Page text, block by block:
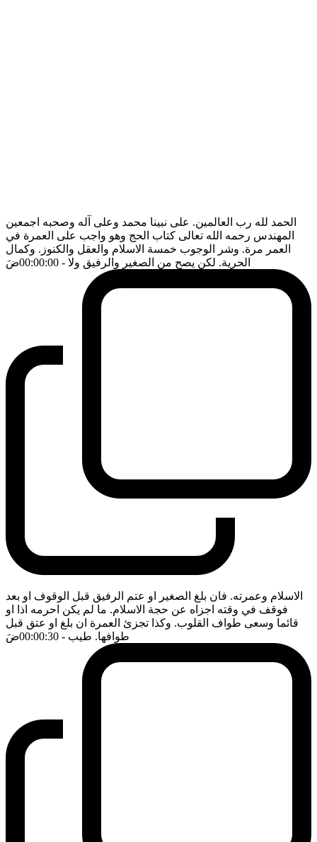
الحمد لله رب العالمين. على نبينا محمد وعلى آله وصحبه اجمعين
المهندس رحمه الله تعالى كتاب الحج وهو واجب على العمرة في
العمر مرة. وشر الوجوب خمسة الاسلام والعقل والكنوز. وكمال
الحرية. لكن يصح من الصغير والرفيق ولا - 00:00:00 ضَ
الاسلام وعمرته. فان بلغ الصغير او عتم الرفيق قبل الوقوف او بعد
فوقف في وقته اجزاه عن حجة الاسلام. ما لم يكن احرمه اذا او
قائما وسعى طواف القلوب. وكذا تجزئ العمرة ان بلغ او عتق قبل
طوافها. طيب - 00:00:30 ضَ